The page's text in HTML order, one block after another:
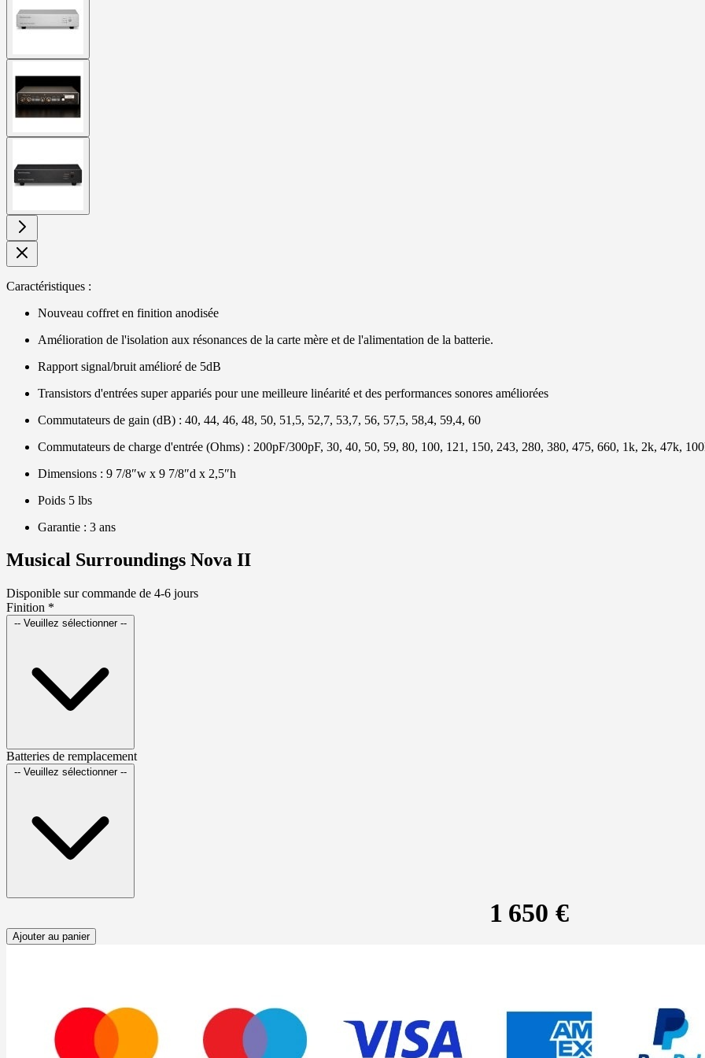
image
larger
image
image
Caractéristiques :
Nouveau coffret en finition anodisée
Amélioration de l'isolation aux résonances de la carte mère et de l'alimentation de la batterie.
Rapport signal/bruit amélioré de 5dB
Transistors d'entrées super appariés pour une meilleure linéarité et des performances sonores améliorées
Commutateurs de gain (dB) : 40, 44, 46, 48, 50, 51,5, 52,7, 53,7, 56, 57,5, 58,4, 59,4, 60
Commutateurs de charge d'entrée (Ohms) : 200pF/300pF, 30, 40, 50, 59, 80, 100, 121, 150, 243, 280, 380, 475, 660, 1k, 2k, 47k,
Dimensions : 9 7/8″w x 9 7/8″d x 2,5″h
Poids 5 lbs
Garantie : 3 ans
Musical Surroundings Nova II
Disponible sur commande de 4-6 jours
Finition *
-- Veuillez sélectionner --
Batteries de remplacement
-- Veuillez sélectionner --
1 650 €
Ajouter au panier